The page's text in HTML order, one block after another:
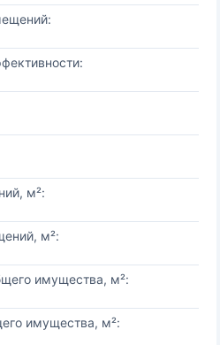
м²:
м²:
имущества, м²:
имущества, м²: